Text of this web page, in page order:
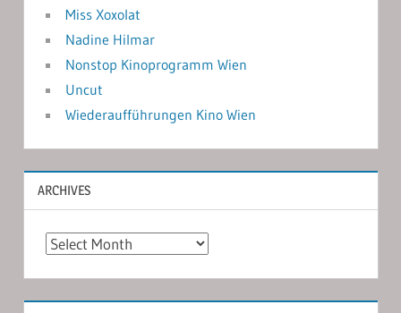
Miss Xoxolat
Nadine Hilmar
Nonstop Kinoprogramm Wien
Uncut
Wiederaufführungen Kino Wien
ARCHIVES
Archives